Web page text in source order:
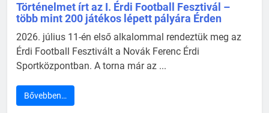
Történelmet írt az I. Érdi Football Fesztivál –
több mint 200 játékos lépett pályára Érden
2026. július 11-én első alkalommal rendeztük meg az
Érdi Football Fesztivált a Novák Ferenc Érdi
Sportközpontban. A torna már az ...
Bővebben…